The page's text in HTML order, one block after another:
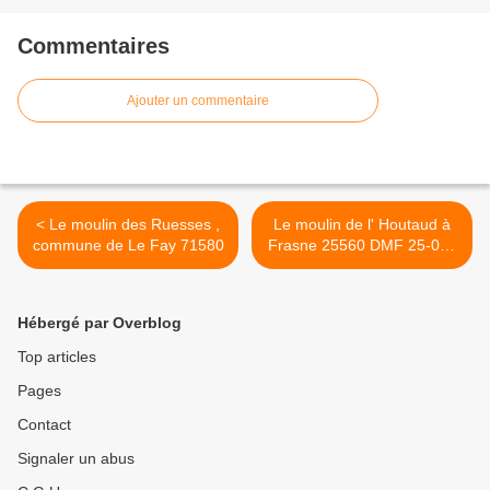
Commentaires
Ajouter un commentaire
< Le moulin des Ruesses ,
commune de Le Fay 71580
Le moulin de l' Houtaud à
Frasne 25560 DMF 25-010
>
Hébergé par Overblog
Top articles
Pages
Contact
Signaler un abus